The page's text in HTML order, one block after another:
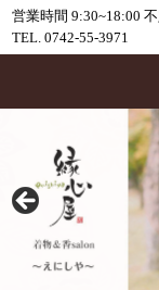
営業時間 9:30~18:00
TEL. 0742-55-3971